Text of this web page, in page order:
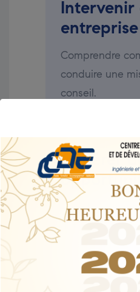
Intervenir
entreprise
Comprendre
conduire une
conseil.
Générer
Transformer
activité